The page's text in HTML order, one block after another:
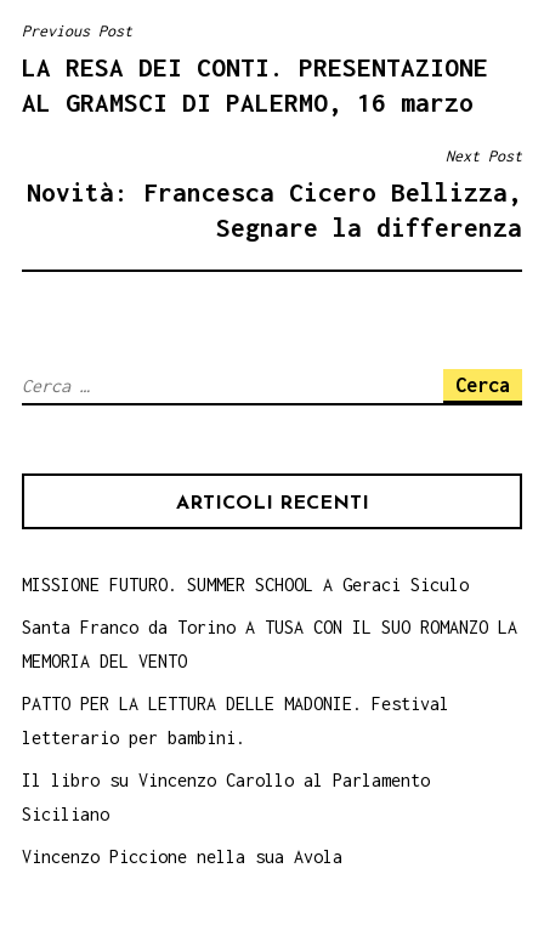
NAVIGAZIONE
ARTICOLI
Previous Post
LA RESA DEI CONTI. PRESENTAZIONE
AL GRAMSCI DI PALERMO, 16 marzo
Next Post
Novità: Francesca Cicero Bellizza,
Segnare la differenza
Ricerca
ARTICOLI RECENTI
MISSIONE FUTURO. SUMMER SCHOOL A Geraci Siculo
Santa Franco da Torino A TUSA CON IL SUO ROMANZO LA
MEMORIA DEL VENTO
PATTO PER LA LETTURA DELLE MADONIE. Festival
letterario per bambini.
Il libro su Vincenzo Carollo al Parlamento
Siciliano
Vincenzo Piccione nella sua Avola